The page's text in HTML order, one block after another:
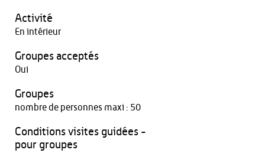
Activité
En intérieur
Groupes acceptés
Oui
Groupes
nombre de personnes maxi : 50
Conditions visites guidées -
pour groupes